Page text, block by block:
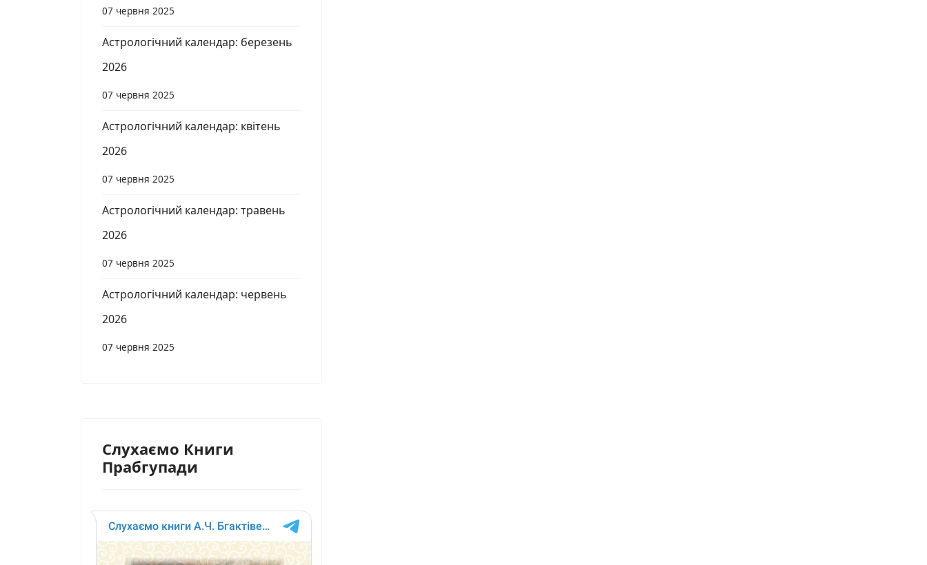
07 червня 2025
Астрологічний календар: березень
2026
07 червня 2025
Астрологічний календар: квітень
2026
07 червня 2025
Астрологічний календар: травень
2026
07 червня 2025
Астрологічний календар: червень
2026
07 червня 2025
Слухаємо Книги
Прабгупади